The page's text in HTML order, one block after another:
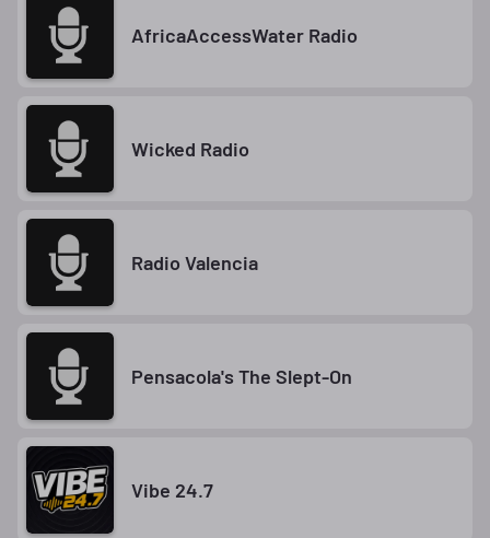
AfricaAccessWater Radio
Wicked Radio
Radio Valencia
Pensacola's The Slept-On
Vibe 24.7